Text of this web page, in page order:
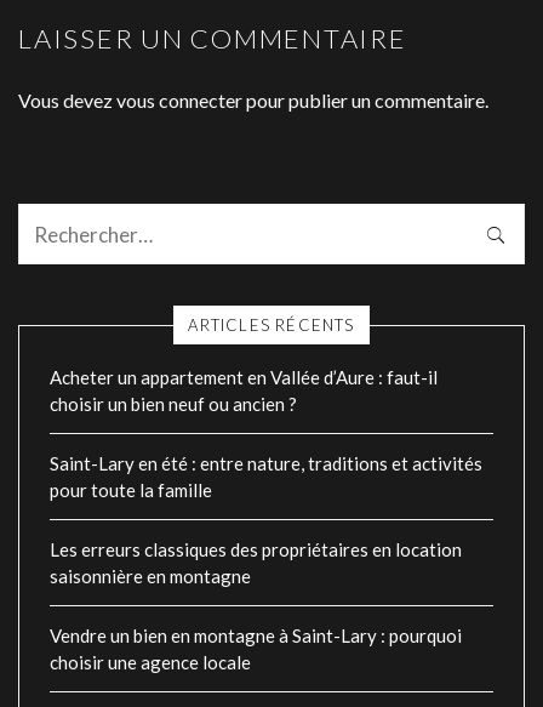
LAISSER UN COMMENTAIRE
Vous devezvous connecterpour publier un commentaire.
ARTICLES RÉCENTS
Acheter un appartement en Vallée d’Aure : faut-il
choisir un bien neuf ou ancien ?
Saint-Lary en été : entre nature, traditions et activités
pour toute la famille
Les erreurs classiques des propriétaires en location
saisonnière en montagne
Vendre un bien en montagne à Saint-Lary : pourquoi
choisir une agence locale